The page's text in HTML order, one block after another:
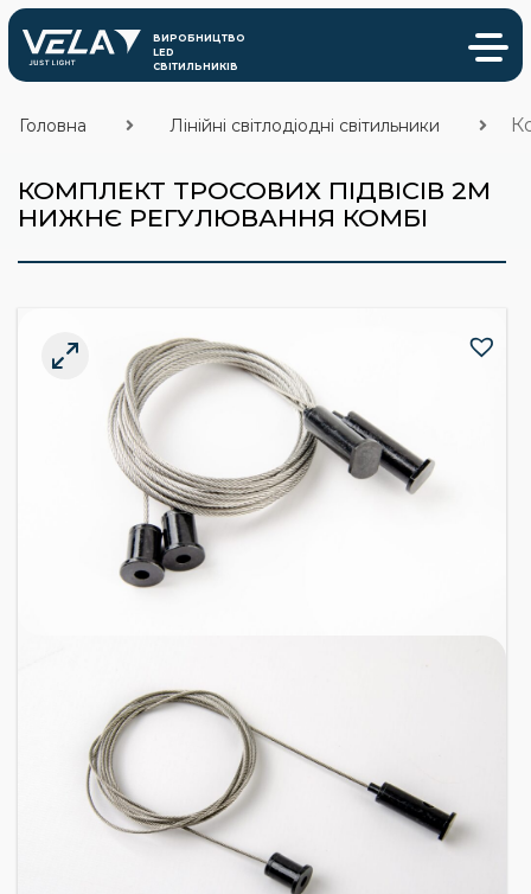
КОМПЛЕКТ ТРОСОВИХ ПІДВІСІВ 2М
НИЖНЄ РЕГУЛЮВАННЯ КОМБІ
Головна Лінійні світлодіодні світильники